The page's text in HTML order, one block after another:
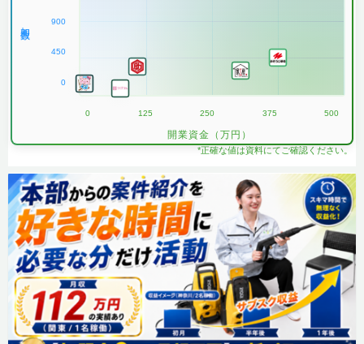
900
450
0
0 125 250 375 500
開業資金（万円）
*正確な値は資料にてご確認ください。